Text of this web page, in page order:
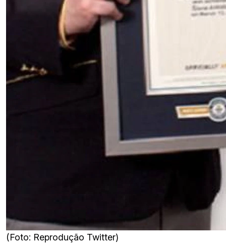
(Foto: Reprodução Twitter)